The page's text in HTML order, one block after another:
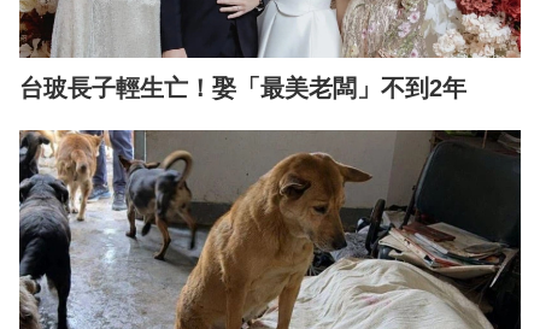
台玻長子輕生亡！娶「最美老闆」不到2年